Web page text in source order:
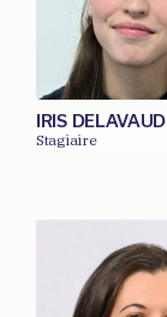
IRIS DELAVAUD
Stagiaire